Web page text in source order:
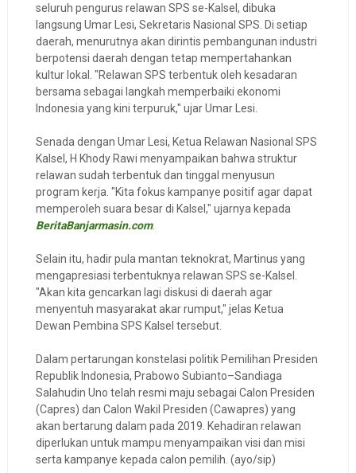
seluruh pengurus relawan SPS se-Kalsel, dibuka
langsung Umar Lesi, Sekretaris Nasional SPS. Di setiap
daerah, menurutnya akan dirintis pembangunan industri
berpotensi daerah dengan tetap mempertahankan
kultur lokal. "Relawan SPS terbentuk oleh kesadaran
bersama sebagai langkah memperbaiki ekonomi
Indonesia yang kini terpuruk," ujar Umar Lesi.
Senada dengan Umar Lesi, Ketua Relawan Nasional SPS
Kalsel, H Khody Rawi menyampaikan bahwa struktur
relawan sudah terbentuk dan tinggal menyusun
program kerja. "Kita fokus kampanye positif agar dapat
memperoleh suara besar di Kalsel," ujarnya kepada
BeritaBanjarmasin.com.
Selain itu, hadir pula mantan teknokrat, Martinus yang
mengapresiasi terbentuknya relawan SPS se-Kalsel.
"Akan kita gencarkan lagi diskusi di daerah agar
menyentuh masyarakat akar rumput," jelas Ketua
Dewan Pembina SPS Kalsel tersebut.
Dalam pertarungan konstelasi politik Pemilihan Presiden
Republik Indonesia, Prabowo Subianto–Sandiaga
Salahudin Uno telah resmi maju sebagai Calon Presiden
(Capres) dan Calon Wakil Presiden (Cawapres) yang
akan bertarung dalam pada 2019. Kehadiran relawan
diperlukan untuk mampu menyampaikan visi dan misi
serta kampanye kepada calon pemilih. (ayo/sip)